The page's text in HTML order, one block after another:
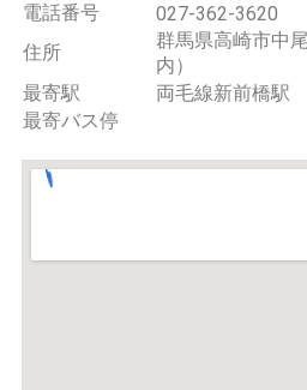
電話番号
027-362-3620
住所
群馬県高崎市中
内）
最寄駅
両毛線新前橋駅
最寄バス停